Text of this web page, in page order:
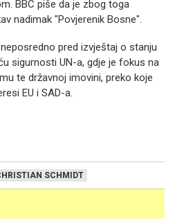
BBC piše da je zbog toga
nadimak "Povjerenik Bosne".
pred izvještaj o stanju
sigurnosti UN-a, gdje je fokus na
te državnoj imovini, preko koje
EU i SAD-a.
SCHMIDT